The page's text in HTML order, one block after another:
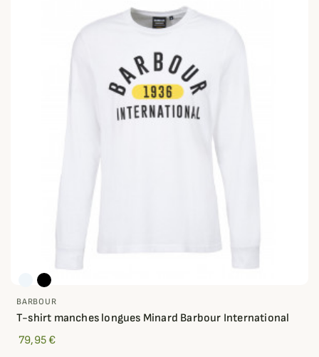
BARBOUR
T-shirt manches longues Minard Barbour International
79,95 €